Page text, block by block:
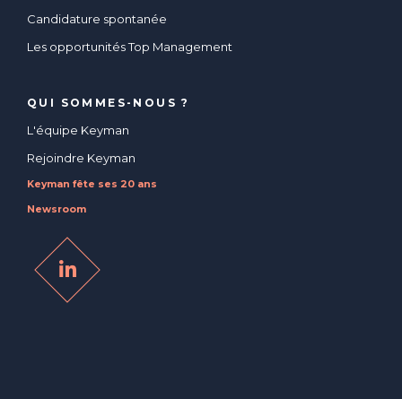
Candidature spontanée
Les opportunités Top Management
QUI SOMMES-NOUS ?
L'équipe Keyman
Rejoindre Keyman
Keyman fête ses 20 ans
Newsroom